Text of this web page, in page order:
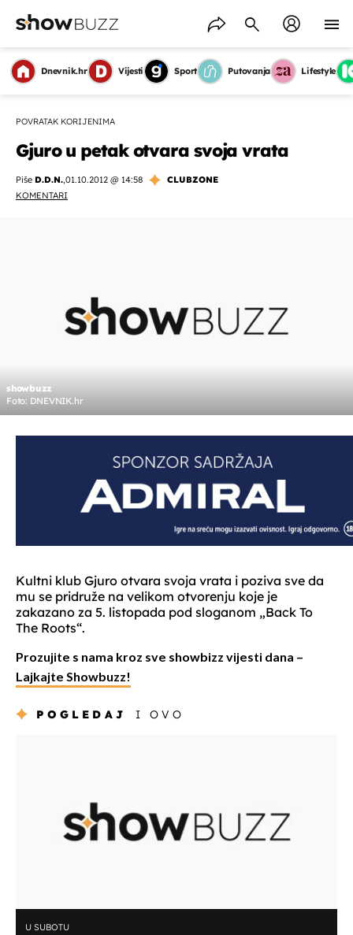
Dnevnik.hr Vijesti Sport Putovanja Lifestyle
POVRATAK KORIJENIMA
Gjuro u petak otvara svoja vrata
Piše D.D.N.,01.10.2012 @ 14:58
CLUBZONE
KOMENTARI
showbuzz
Foto: DNEVNIK.hr
Kultni klub Gjuro otvara svoja vrata i poziva sve da
mu se pridruže na velikom otvorenju koje je
zakazano za 5. listopada pod sloganom „Back To
The Roots“.
Prozujite s nama kroz sve showbizz vijesti dana –
Lajkajte Showbuzz!
POGLEDAJ I OVO
U SUBOTU
OMOGUĆI OBAVIJESTI